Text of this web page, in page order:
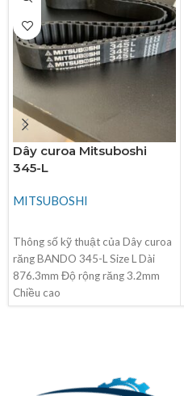
Dây curoa Mitsuboshi
345-L
MITSUBOSHI
Thông số kỹ thuật của Dây curoa
răng BANDO 345-L Size L Dài
876.3mm Độ rộng răng 3.2mm
Chiều cao